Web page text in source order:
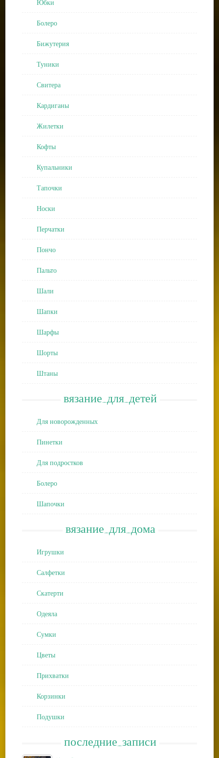
Юбки
Болеро
Бижутерия
Туники
Свитера
Кардиганы
Жилетки
Кофты
Купальники
Тапочки
Носки
Перчатки
Пончо
Пальто
Шали
Шапки
Шарфы
Шорты
Штаны
вязание_для_детей
Для новорожденных
Пинетки
Для подростков
Болеро
Шапочки
вязание_для_дома
Игрушки
Салфетки
Скатерти
Одеяла
Сумки
Цветы
Прихватки
Корзинки
Подушки
последние_записи